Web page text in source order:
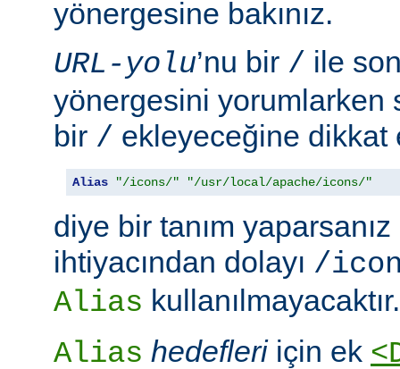
yönergesine bakınız.
URL-yolu’nu bir / ile
yönergesini yorumlarken
bir / ekleyeceğine dikkat
Alias "/icons/" "/usr/local/apache/icons/"
diye bir tanım
ihtiyacından dolayı /
Alias kullanılmayacaktır.
Alias hedefleriiçin ek